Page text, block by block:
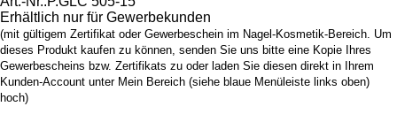
Erhältlich nur für Gewerbekunden
(mit gültigem Zertifikat oder Gewerbeschein im Nagel-Kosmetik-Bereich. Um
dieses Produkt kaufen zu können, senden Sie uns bitte eine Kopie Ihres
Gewerbescheins bzw. Zertifikats zu oder laden Sie diesen direkt in Ihrem
Kunden-Account unter Mein Bereich (siehe blaue Menüleiste links oben)
hoch)